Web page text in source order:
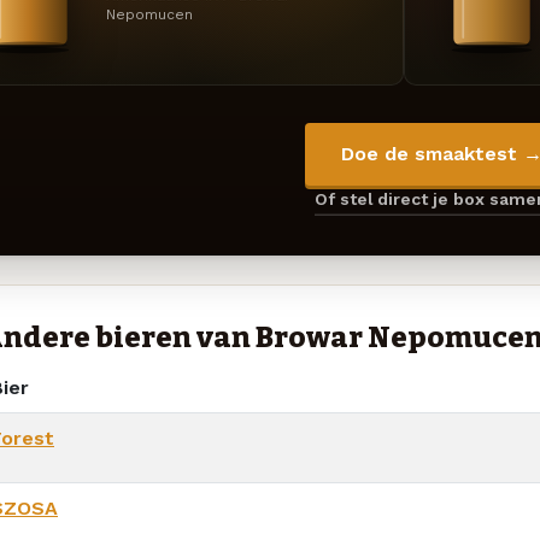
Nepomucen
Doe de smaaktest →
Of stel direct je box
bieren van Browar